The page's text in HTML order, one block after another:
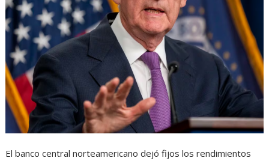
El banco central norteamericano dejó fijos los rendimientos